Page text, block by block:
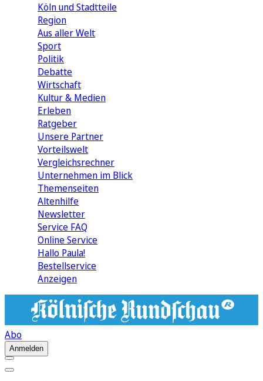
Köln und Stadtteile
Region
Aus aller Welt
Sport
Politik
Debatte
Wirtschaft
Kultur & Medien
Erleben
Ratgeber
Unsere Partner
Vorteilswelt
Vergleichsrechner
Unternehmen im Blick
Themenseiten
Altenhilfe
Newsletter
Service FAQ
Online Service
Hallo Paula!
Bestellservice
Anzeigen
Abo
Anmelden